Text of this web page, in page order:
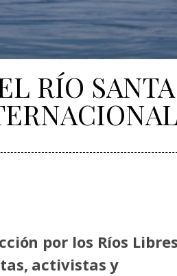
RÍO
por los Ríos
activistas y